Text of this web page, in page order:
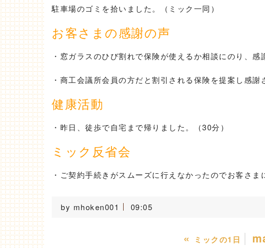
駐車場のゴミを拾いました。（ミック一同）
お客さまの感謝の声
・窓ガラスのひび割れで保険が使えるか相談にのり、感
・商工会議所会員の方だと割引される保険を提案し感謝
健康活動
・昨日、徒歩で自宅まで帰りました。（30分）
ミック反省会
・ご契約手続きがスムーズに行えなかったのでお客さま
by mhoken001 09:05
« ミックの1日